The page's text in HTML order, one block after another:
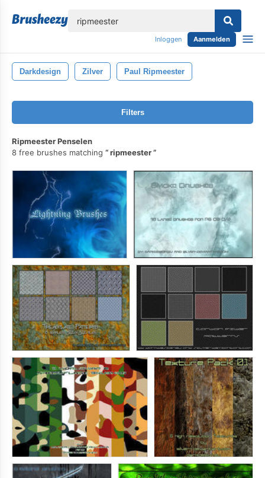
Inloggen Aanmelden
Darkdesign Zilver Paul Ripmeester
Filters
Ripmeester Penselen
8 free brushes matching
ripmeester